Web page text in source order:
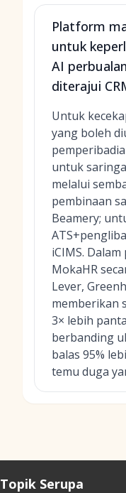
Platform
untuk
AI
diterajui
Untuk
yang boleh
untuk
melalui
pembinaan
Beamery;
iCIMS.
MokaHR
Lever,
memberikan
3× lebih
berbanding
balas 95%
temu duga
Topik Serupa